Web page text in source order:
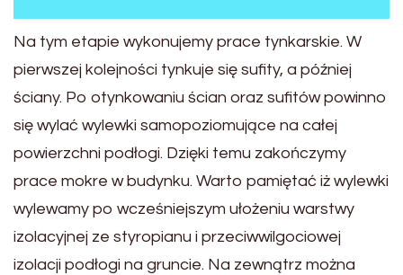
Na tym etapie wykonujemy prace tynkarskie. W
pierwszej kolejności tynkuje się sufity, a później
ściany. Po otynkowaniu ścian oraz sufitów powinno
się wylać wylewki samopoziomujące na całej
powierzchni podłogi. Dzięki temu zakończymy
prace mokre w budynku. Warto pamiętać iż wylewki
wylewamy po wcześniejszym ułożeniu warstwy
izolacyjnej ze styropianu i przeciwwilgociowej
izolacji podłogi na gruncie. Na zewnątrz można